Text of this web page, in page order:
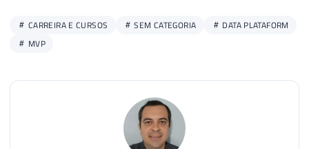
CARREIRA E CURSOS SEM CATEGORIA
DATA PLATAFORM
MVP